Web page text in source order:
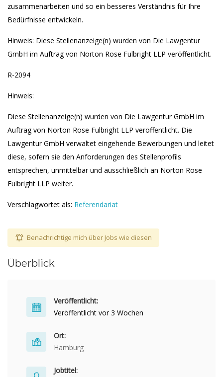
zusammenarbeiten und so ein besseres Verständnis für Ihre
Bedürfnisse entwickeln.
Hinweis: Diese Stellenanzeige(n) wurden von Die Lawgentur
GmbH im Auftrag von Norton Rose Fulbright LLP veröffentlicht.
R-2094
Hinweis:
Diese Stellenanzeige(n) wurden von Die Lawgentur GmbH im
Auftrag von Norton Rose Fulbright LLP veröffentlicht. Die
Lawgentur GmbH verwaltet eingehende Bewerbungen und leitet
diese, sofern sie den Anforderungen des Stellenprofils
entsprechen, unmittelbar und ausschließlich an Norton Rose
Fulbright LLP weiter.
Verschlagwortet als: Referendariat
Benachrichtige mich über Jobs wie diesen
Überblick
Veröffentlicht:
Veröffentlicht vor 3 Wochen
Ort:
Hamburg
Jobtitel: